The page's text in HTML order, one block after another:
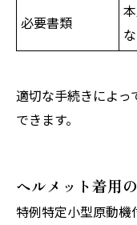
必要書類
適切な手続きによっ
できます。
ヘルメット着用
特例特定小型原動機